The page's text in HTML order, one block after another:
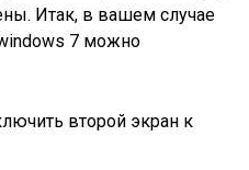
Итак, в вашем случае
7 можно
второй экран к